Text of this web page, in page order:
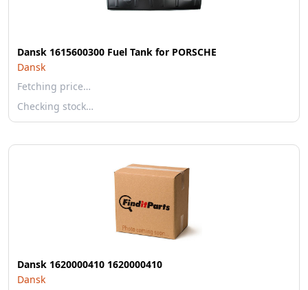
Dansk 1615600300 Fuel Tank for PORSCHE
Dansk
Fetching price…
Checking stock…
Dansk 1620000410 1620000410
Dansk